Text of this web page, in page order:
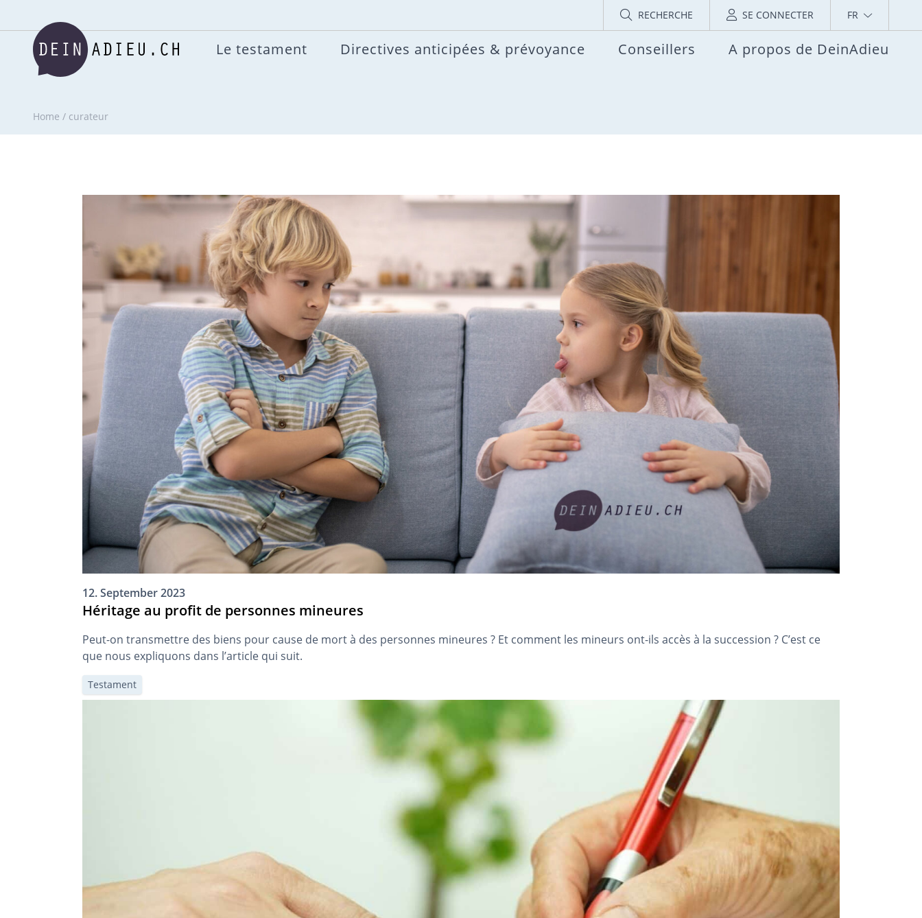
RECHERCHE SE CONNECTER FR
Le testament Directives anticipées & prévoyance Conseillers A propos de DeinAdieu
Home / curateur
12. September 2023
Héritage au profit de personnes mineures
Peut-on transmettre des biens pour cause de mort à des personnes mineures ? Et comment les mineurs ont-ils accès à la succession ? C’est ce
que nous expliquons dans l’article qui suit.
Testament